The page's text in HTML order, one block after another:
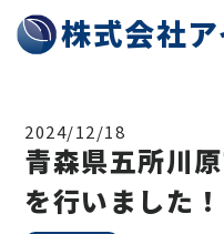
株式会社
2024/12/18
青森県五所川
を行いました！